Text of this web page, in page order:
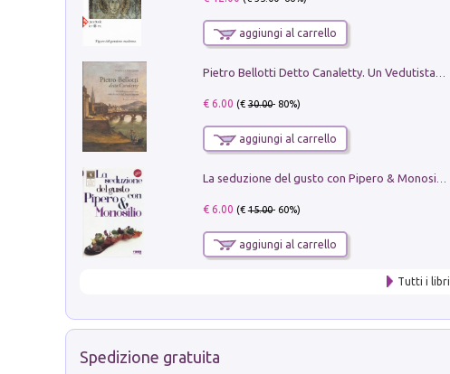
aggiungi al carrello
€ 6.00 (€30.00- 80%)
aggiungi al carrello
€ 6.00 (€15.00- 60%)
aggiungi al carrello
Tutti i libri
Spedizione gratuita